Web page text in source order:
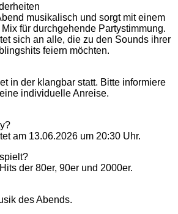
musikalisch und sorgt mit einem
für durchgehende Partystimmung.
sich an alle, die zu den Sounds ihrer
feiern möchten.
in der klangbar statt. Bitte informiere
individuelle Anreise.
am 13.06.2026 um 20:30 Uhr.
der 80er, 90er und 2000er.
des Abends.